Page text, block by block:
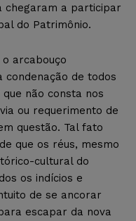
chegaram a participar
do Patrimônio.
arcabouço
de todos
não consta nos
ou requerimento de
questão. Tal fato
que os réus, mesmo
cultural do
os indícios e
de se ancorar
escapar da nova